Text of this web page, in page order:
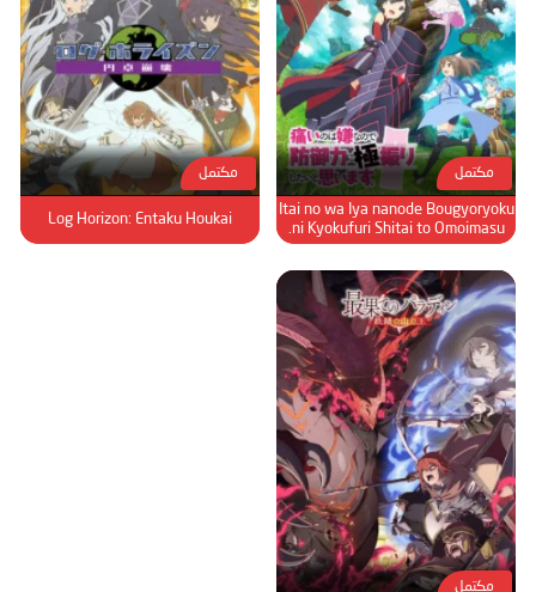
مكتمل
Itai no wa Iya nanode Bougyoryoku
ni Kyokufuri Shitai to Omoimasu.
مكتمل
Log Horizon: Entaku Houkai
مكتمل